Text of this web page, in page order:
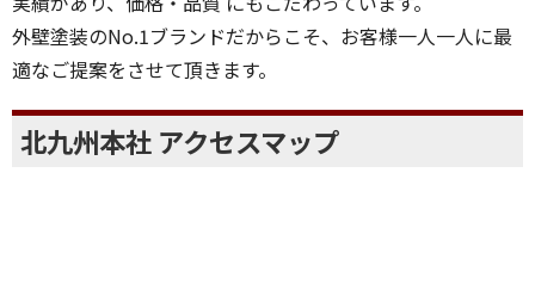
外壁塗装のNo.1ブランドだからこそ、お客様一人一人に最
適なご提案をさせて頂きます。
北九州本社 アクセスマップ